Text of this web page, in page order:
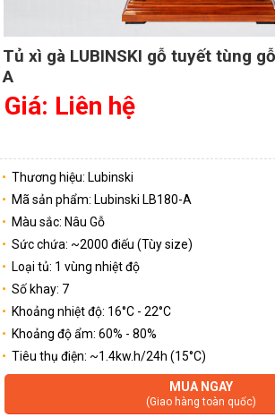
Tủ xì gà LUBINSKI gỗ tuyết tùng
A
Giá: Liên hệ
Thương hiệu: Lubinski
Mã sản phẩm: Lubinski LB180-A
Màu sắc: Nâu Gỗ
Sức chứa: ~2000 điếu (Tùy size)
Loại tủ: 1 vùng nhiệt độ
Số khay: 7
Khoảng nhiệt độ: 16°C - 22°C
Khoảng độ ẩm: 60% - 80%
Tiêu thụ điện: ~1.4kw.h/24h (15°C)
MUA NGAY
(Giao hàng toàn quốc)